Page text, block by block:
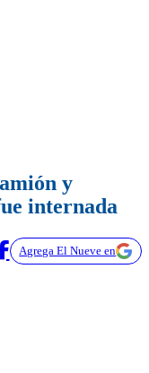
y
internada
Agrega El Nueve en